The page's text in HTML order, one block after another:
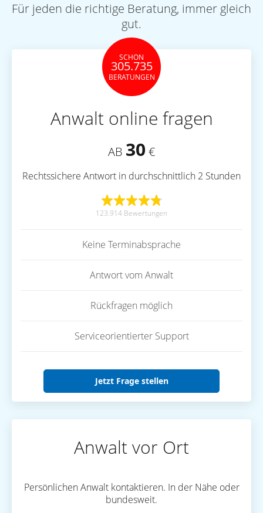
Für jeden die richtige Beratung, immer gleich
gut.
SCHON
305.735
BERATUNGEN
Anwalt online fragen
AB 30 €
Rechtssichere Antwort in durchschnittlich 2 Stunden
123.914 Bewertungen
Keine Terminabsprache
Antwort vom Anwalt
Rückfragen möglich
Serviceorientierter Support
Jetzt Frage stellen
Anwalt vor Ort
Persönlichen Anwalt kontaktieren. In der Nähe oder
bundesweit.